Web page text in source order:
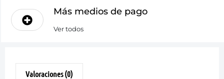
Más medios de pago
Ver todos
Valoraciones (0)